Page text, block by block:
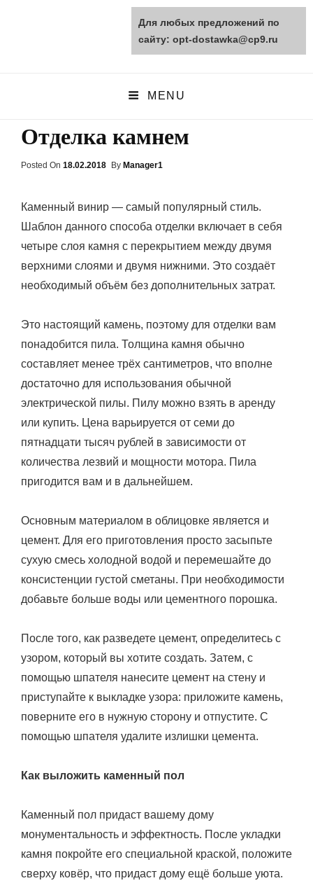
opt-dostawka.ru
MENU
Отделка камнем
Posted On Posted
18.02.2018 By Manager1
Каменный винир — самый популярный стиль.
Шаблон данного способа отделки включает в себя
четыре слоя камня с перекрытием между двумя
верхними слоями и двумя нижними. Это создаёт
необходимый объём без дополнительных затрат.
Это настоящий камень, поэтому для отделки вам
понадобится пила. Толщина камня обычно
составляет менее трёх сантиметров, что вполне
достаточно для использования обычной
электрической пилы. Пилу можно взять в аренду
или купить. Цена варьируется от семи до
пятнадцати тысяч рублей в зависимости от
количества лезвий и мощности мотора. Пила
пригодится вам и в дальнейшем.
Основным материалом в облицовке является и
цемент. Для его приготовления просто засыпьте
сухую смесь холодной водой и перемешайте до
консистенции густой сметаны. При необходимости
добавьте больше воды или цементного порошка.
После того, как разведете цемент, определитесь с
узором, который вы хотите создать. Затем, с
помощью шпателя нанесите цемент на стену и
приступайте к выкладке узора: приложите камень,
поверните его в нужную сторону и отпустите. С
помощью шпателя удалите излишки цемента.
Как выложить каменный пол
Каменный пол придаст вашему дому
монументальность и эффектность. После укладки
камня покройте его специальной краской, положите
сверху ковёр, что придаст дому ещё больше уюта.
Для любых предложений по
сайту: opt-dostawka@cp9.ru